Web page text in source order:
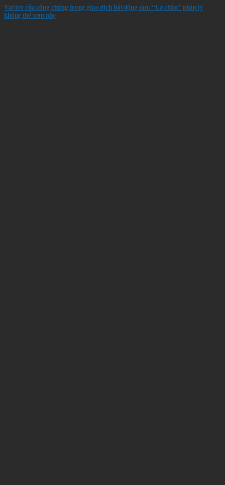
Vai trò của công chứng trong giao dịch bất động sản: “Lá chắn” pháp lý
không thể xem nhẹ